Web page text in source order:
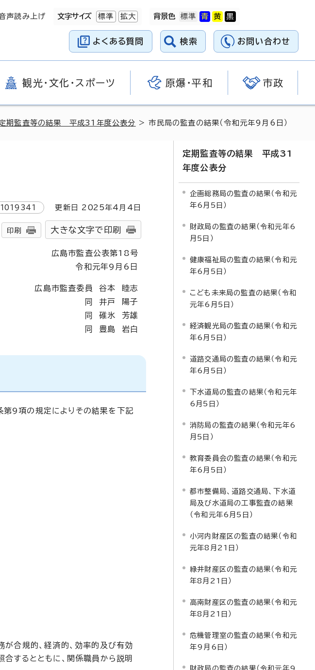
声読み上げ 文字サイズ 標準 拡大 背景色
よくある質問 検索 お問い合わせ
観光・文化・スポーツ 原爆・平和 市政
期監査等の結果 平成31年度公表分 > 市民局の監査の結果（令和元年9月6日）
1019341 更新日 2025年4月4日
印刷 大きな文字で印刷
広島市監査公表第18号
令和元年9月6日
広島市監査委員 谷本 睦志
同 井戸 陽子
同 碓氷 芳雄
同 豊島 岩白
9項の規定によりその結果を下記
合規的、経済的、効率的及び有効
するとともに、関係職員から説明
定期監査等の結果 平成31
年度公表分
企画総務局の監査の結果（令和元
年6月5日）
財政局の監査の結果（令和元年6
月5日）
健康福祉局の監査の結果（令和元
年6月5日）
こども未来局の監査の結果（令和
元年6月5日）
経済観光局の監査の結果（令和元
年6月5日）
道路交通局の監査の結果（令和元
年6月5日）
下水道局の監査の結果（令和元年
6月5日）
消防局の監査の結果（令和元年6
月5日）
教育委員会の監査の結果（令和元
年6月5日）
都市整備局、道路交通局、下水道
局及び水道局の工事監査の結果
（令和元年6月5日）
小河内財産区の監査の結果（令和
元年8月21日）
緑井財産区の監査の結果（令和元
年8月21日）
高南財産区の監査の結果（令和元
年8月21日）
危機管理室の監査の結果（令和元
年9月6日）
財政局の監査の結果（令和元年9